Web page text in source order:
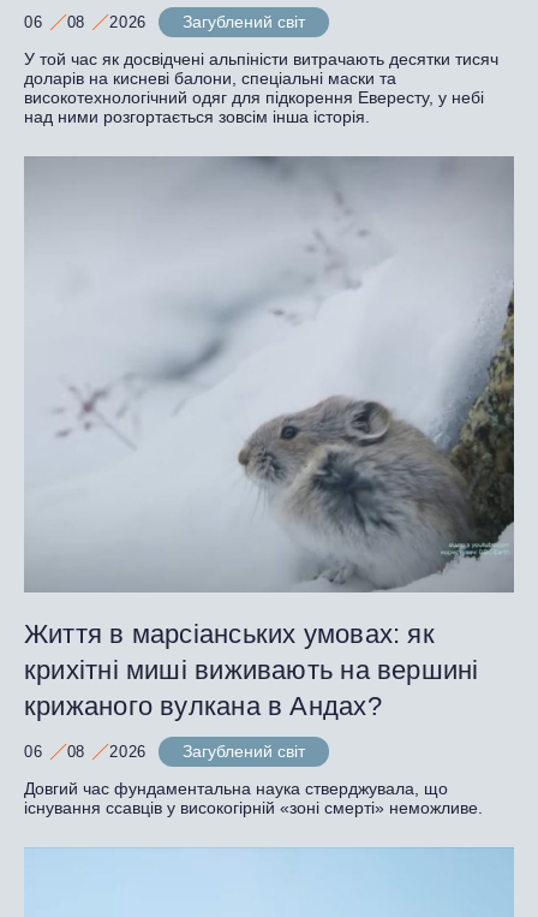
06 08 2026
Загублений світ
У той час як досвідчені альпіністи витрачають десятки тисяч
доларів на кисневі балони, спеціальні маски та
високотехнологічний одяг для підкорення Евересту, у небі
над ними розгортається зовсім інша історія.
Життя в марсіанських умовах: як
крихітні миші виживають на вершині
крижаного вулкана в Андах?
06 08 2026
Загублений світ
Довгий час фундаментальна наука стверджувала, що
існування ссавців у високогірній «зоні смерті» неможливе.